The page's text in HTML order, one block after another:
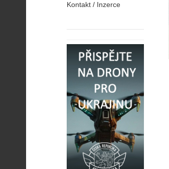
Kontakt / Inzerce